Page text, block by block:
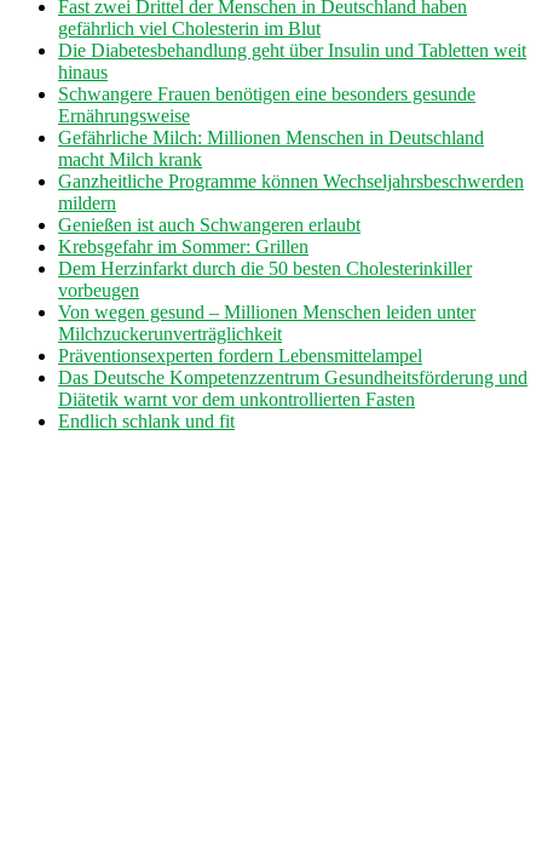
Fast zwei Drittel der Menschen in Deutschland haben
gefährlich viel Cholesterin im Blut
Die Diabetesbehandlung geht über Insulin und Tabletten weit
hinaus
Schwangere Frauen benötigen eine besonders gesunde
Ernährungsweise
Gefährliche Milch: Millionen Menschen in Deutschland
macht Milch krank
Ganzheitliche Programme können Wechseljahrsbeschwerden
mildern
Genießen ist auch Schwangeren erlaubt
Krebsgefahr im Sommer: Grillen
Dem Herzinfarkt durch die 50 besten Cholesterinkiller
vorbeugen
Von wegen gesund – Millionen Menschen leiden unter
Milchzuckerunverträglichkeit
Präventionsexperten fordern Lebensmittelampel
Das Deutsche Kompetenzzentrum Gesundheitsförderung und
Diätetik warnt vor dem unkontrollierten Fasten
Endlich schlank und fit